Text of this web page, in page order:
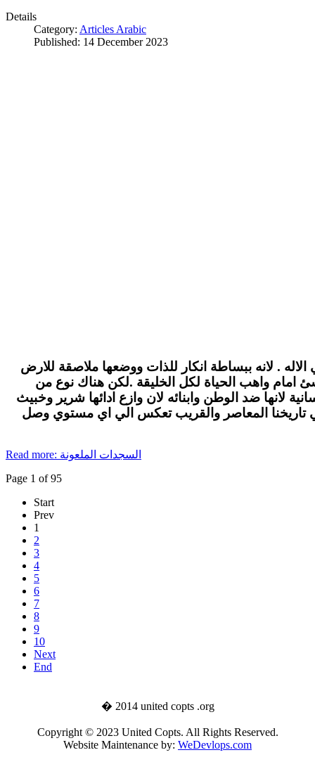
Details
Category: Articles Arabic
Published: 14 December 2023
. لانه ببساطة انكار للذات ووضعها ملاصقة للارض
امام واهب الحياة لكل الخليقة .لكن هناك نوع من
لانها ضد الوطن وابنائه لان وازع ادائها شرير وخبيث
تاريخنا المعاصر والقريب تعكس الي اي مستوي وصل
Read more: السجدات الملعونة
Page 1 of 95
Start
Prev
1
2
3
4
5
6
7
8
9
10
Next
End
� 2014 united copts .org
Copyright © 2023 United Copts. All Rights Reserved.
Website Maintenance by: WeDevlops.com